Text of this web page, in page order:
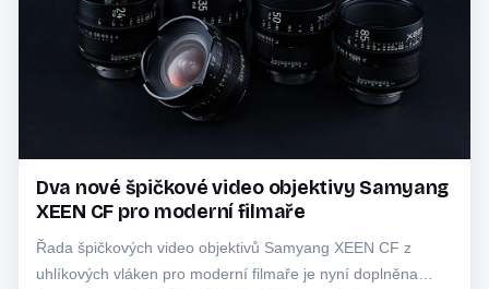
Dva nové špičkové video objektivy Samyang
XEEN CF pro moderní filmaře
Řada špičkových video objektivů Samyang XEEN CF z
uhlíkových vláken pro moderní filmaře je nyní doplněna